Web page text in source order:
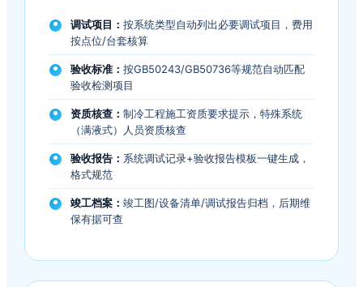
调试项目： 按系统类型自动列出必要调试项目，费用
按点位/台套核算
验收标准： 按GB50243/GB50736等规范自动匹配
验收检测项目
资质核查： 制冷工程施工资质要求提示，特殊系统
（满液式）人员资质核查
验收报告： 系统调试记录+验收报告模板一键生成，
格式规范
竣工档案： 竣工图/设备清单/调试报告归档，后期维
保有据可查